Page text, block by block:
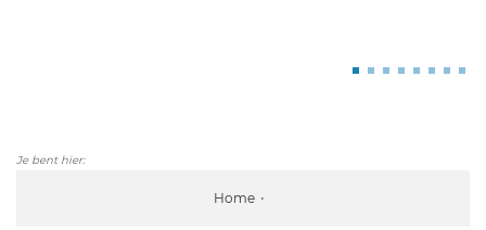
Je bent hier:
Home